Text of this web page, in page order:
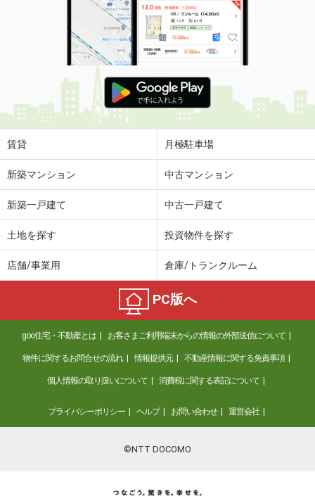
賃貸 月極駐車場
新築マンション 中古マンション
新築一戸建て 中古一戸建て
土地を探す 投資物件を探す
店舗/事業用 倉庫/トランクルーム
PC版へ
goo住宅・不動産とは お客さまご利用端末からの情報の外部送信について
物件に関するお問合せの流れ 情報提供元 不動産情報に関する免責事項
個人情報の取り扱いについて 消費税に関する表記について
プライバシーポリシー ヘルプ お問い合わせ 運営会社
©NTT DOCOMO